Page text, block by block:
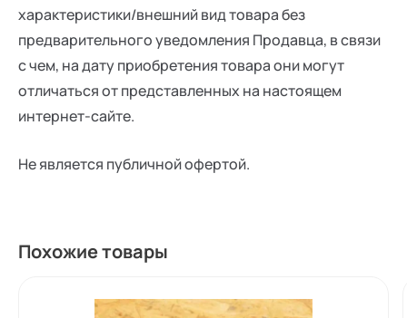
характеристики/внешний вид товара без
предварительного уведомления Продавца, в связи
с чем, на дату приобретения товара они могут
отличаться от представленных на настоящем
интернет-сайте.
Не является публичной офертой.
Похожие товары